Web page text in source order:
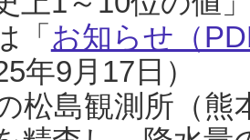
「 お知らせ（
年9月17日）
松島観測所（熊